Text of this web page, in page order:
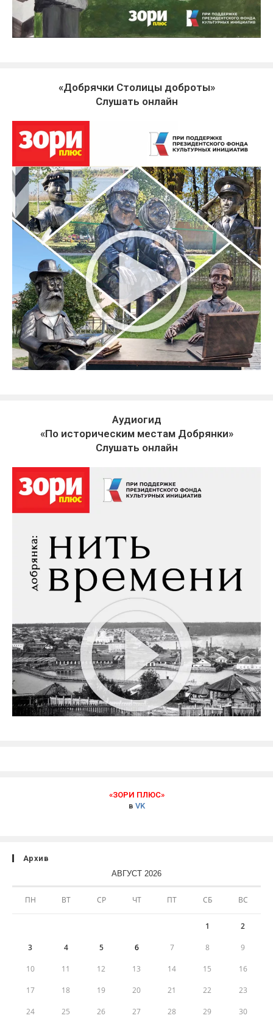
«Добрячки Столицы доброты»
Слушать онлайн
Аудиогид
«По историческим местам Добрянки»
Слушать онлайн
«ЗОРИ ПЛЮС»
в VK
Архив
АВГУСТ 2026
ПН ВТ СР ЧТ ПТ СБ ВС
1 2
3 4 5 6 7 8 9
10 11 12 13 14 15 16
17 18 19 20 21 22 23
24 25 26 27 28 29 30